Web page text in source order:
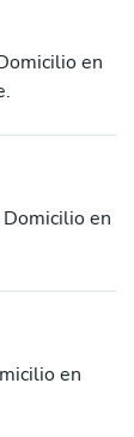
en
en
en